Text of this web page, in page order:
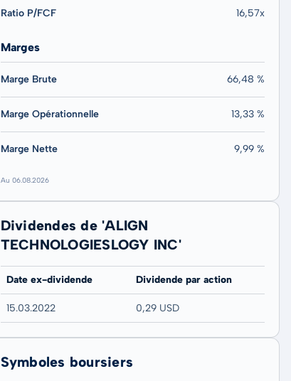
Ratio P/FCF 16,57x
Marges
Marge Brute 66,48 %
Marge Opérationnelle 13,33 %
Marge Nette 9,99 %
Au 06.08.2026
Dividendes de 'ALIGN
TECHNOLOGIESLOGY INC'
Date ex-dividende Dividende par action
15.03.2022 0,29 USD
Symboles boursiers